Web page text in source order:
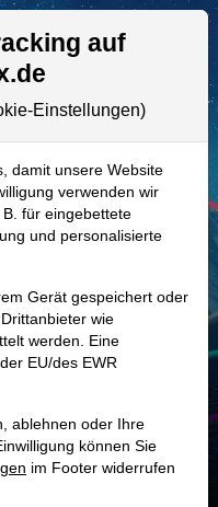
Aktien- und Artikelsuche
7,25 Mrd. USD
6,03 Mrd. USD
auf
Einstellungen)
damit unsere Website
verwenden wir
für eingebettete
und personalisierte
Gerät gespeichert oder
wie
werden. Eine
EU/des EWR
ablehnen oder Ihre
können Sie
im Footer widerrufen